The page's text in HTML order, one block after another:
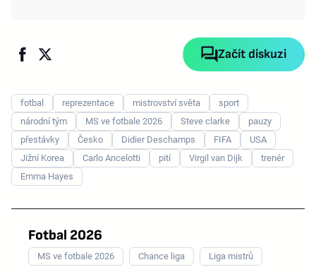
Začít diskuzi
fotbal reprezentace mistrovství světa
sport
národní tým
MS ve fotbale 2026 Steve clarke
pauzy
přestávky
Česko Didier Deschamps FIFA
USA
Jižní Korea
Carlo Ancelotti pití Virgil van Dijk
trenér
Emma Hayes
Fotbal 2026
MS ve fotbale 2026 Chance liga Liga mistrů